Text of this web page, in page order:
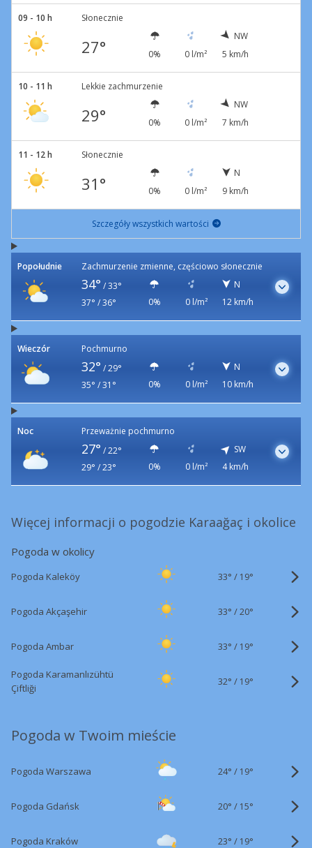
09 - 10 h Słonecznie
27° 0% 0 l/m²
NW
5 km/h
10 - 11 h Lekkie zachmurzenie
29° 0% 0 l/m²
NW
7 km/h
11 - 12 h Słonecznie
31° 0% 0 l/m²
N
9 km/h
Szczegóły wszystkich wartości
Popołudnie Zachmurzenie zmienne, częściowo słonecznie
34° / 33°
37° / 36°
0% 0 l/m²
N
12 km/h
Wieczór Pochmurno
32° / 29°
35° / 31°
0% 0 l/m²
N
10 km/h
Noc Przeważnie pochmurno
27° / 22°
29° / 23°
0% 0 l/m²
SW
4 km/h
Więcej informacji o pogodzie Karaağaç i okolice
Pogoda w okolicy
Pogoda Kaleköy 33° / 19°
Pogoda Akçaşehir 33° /20°
Pogoda Ambar 33° / 19°
Pogoda Karamanlızühtü
Çiftliği
32° / 19°
Pogoda w Twoim mieście
Pogoda Warszawa 24° / 19°
Pogoda Gdańsk 20° / 15°
Pogoda Kraków 23° / 19°